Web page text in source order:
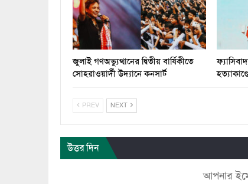
জুলাই গণঅভ্যুত্থানের দ্বিতীয় বার্ষিকীতে
সোহরাওয়ার্দী উদ্যানে কনসার্ট
PREV NEXT
উত্তর দিন
আপনার